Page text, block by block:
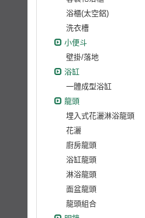
浴櫃(太空鋁)
洗衣槽
小便斗
壁掛/落地
浴缸
一體成型浴缸
龍頭
埋入式花灑淋浴龍頭
花灑
廚房龍頭
浴缸龍頭
淋浴龍頭
面盆龍頭
龍頭組合